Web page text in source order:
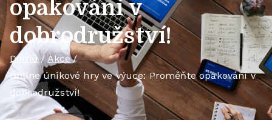
opakování v
dobrodružství!
Domů
Akce
Online únikové hry ve výuce: Proměňte opakování v
dobrodružství!